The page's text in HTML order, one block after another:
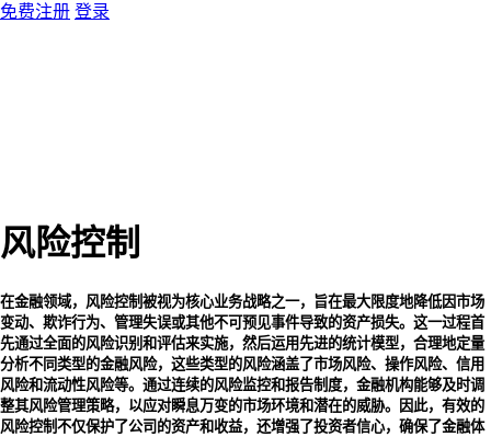
免费注册 登录
风险控制
在金融领域，风险控制被视为核心业务战略之一，旨在最大限度地降低因市场
变动、欺诈行为、管理失误或其他不可预见事件导致的资产损失。这一过程首
先通过全面的风险识别和评估来实施，然后运用先进的统计模型，合理地定量
分析不同类型的金融风险，这些类型的风险涵盖了市场风险、操作风险、信用
风险和流动性风险等。通过连续的风险监控和报告制度，金融机构能够及时调
整其风险管理策略，以应对瞬息万变的市场环境和潜在的威胁。因此，有效的
风险控制不仅保护了公司的资产和收益，还增强了投资者信心，确保了金融体